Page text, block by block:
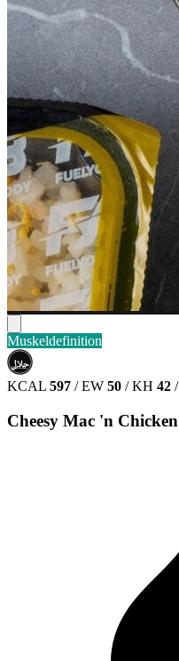
Muskeldefinition
حلال
HALAL
KCAL 597 / EW 50 / KH 42 /
Cheesy Mac 'n Chicken